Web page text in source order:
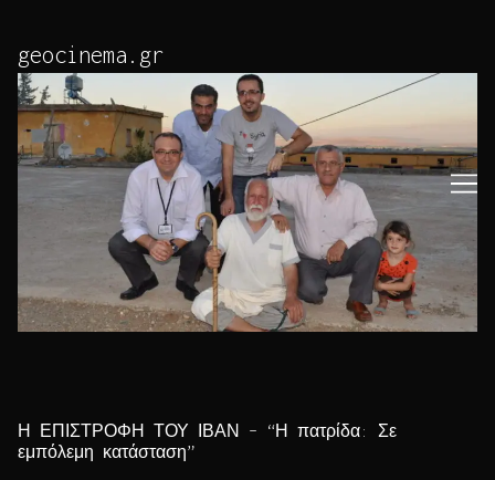
Content
geocinema.gr
Η ΕΠΙΣΤΡΟΦΗ ΤΟΥ ΙΒΑΝ – “Η πατρίδα: Σε
εμπόλεμη κατάσταση”